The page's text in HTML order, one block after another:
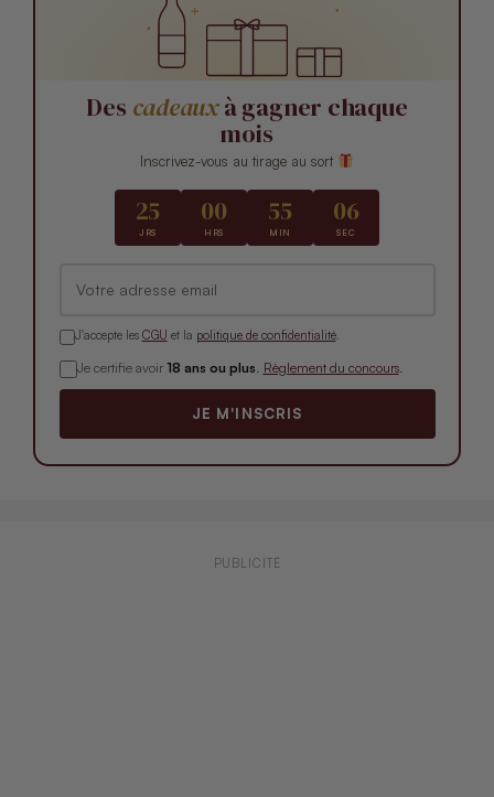
Des cadeauxà gagner chaque
mois
Inscrivez-vous au tirage au sort
25
JRS
00
HRS
55
MIN
05
SEC
J'accepte les CGU et la politique de confidentialité.
Je certifie avoir 18 ans ou plus Règlement du concours.
JE M'INSCRIS
PUBLICITÉ